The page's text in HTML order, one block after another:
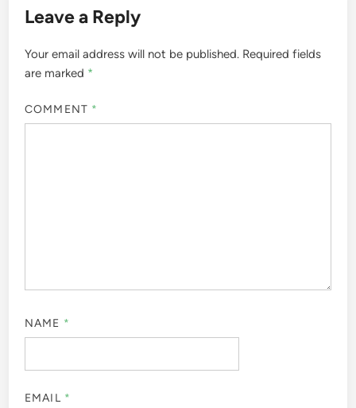
Leave a Reply
Your email address will not be published. Required fields
are marked *
COMMENT *
NAME *
EMAIL *